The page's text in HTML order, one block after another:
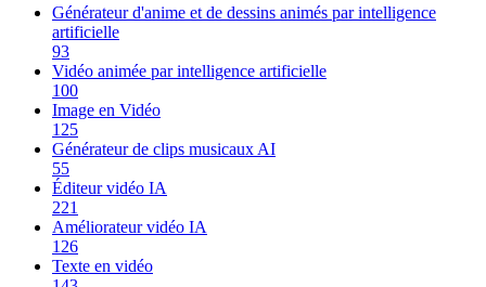
Générateur d'anime et de dessins animés par intelligence
artificielle
93
Vidéo animée par intelligence artificielle
100
Image en Vidéo
125
Générateur de clips musicaux AI
55
Éditeur vidéo IA
221
Améliorateur vidéo IA
126
Texte en vidéo